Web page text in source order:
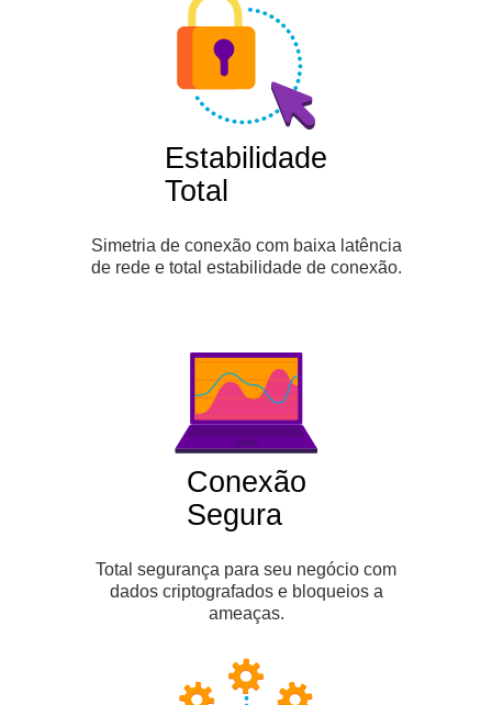
Estabilidade
Total
Simetria de conexão com baixa latência
de rede e total estabilidade de conexão.
Conexão
Segura
Total segurança para seu negócio com
dados criptografados e bloqueios a
ameaças.